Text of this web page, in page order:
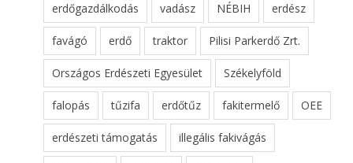
erdőgazdálkodás vadász NÉBIH erdész
favágó erdő traktor Pilisi Parkerdő Zrt.
Országos Erdészeti Egyesület Székelyföld
falopás tűzifa erdőtűz fakitermelő OEE
erdészeti támogatás illegális fakivágás